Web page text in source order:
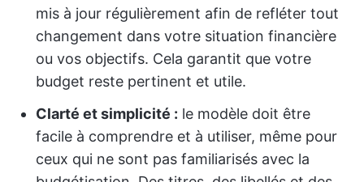
mis à jour régulièrement afin de refléter tout
changement dans votre situation financière
ou vos objectifs. Cela garantit que votre
budget reste pertinent et utile.
Clarté et simplicité : le modèle doit être
facile à comprendre et à utiliser, même pour
ceux qui ne sont pas familiarisés avec la